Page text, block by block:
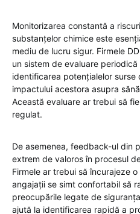
Monitorizarea constantă a
substanțelor chimice este
mediu de lucru sigur. Firmele
un sistem de evaluare
identificarea potențialelor surse
impactului acestora asupra
Această evaluare ar trebui să
regulat.
De asemenea, feedback-ul din
extrem de valoros în procesul
Firmele ar trebui să încurajeze
angajații se simt confortabil să
preocupările legate de
ajută la identificarea rapidă a